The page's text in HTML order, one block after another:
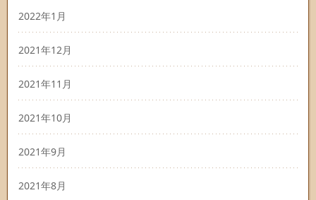
2022年1月
2021年12月
2021年11月
2021年10月
2021年9月
2021年8月